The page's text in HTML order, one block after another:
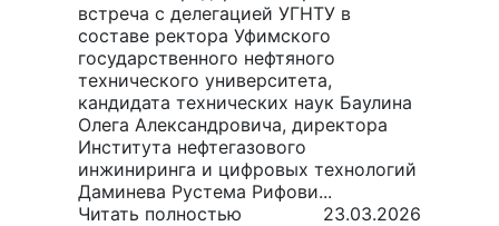
встреча с делегацией УГНТУ в
составе ректора Уфимского
государственного нефтяного
технического университета,
кандидата технических наук Баулина
Олега Александровича, директора
Института нефтегазового
инжиниринга и цифровых технологий
Даминева Рустема Рифови...
Читать полностью
23.03.2026